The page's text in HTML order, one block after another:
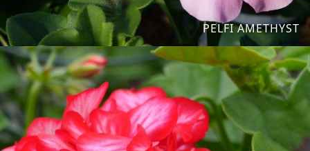
PELFI AMETHYST